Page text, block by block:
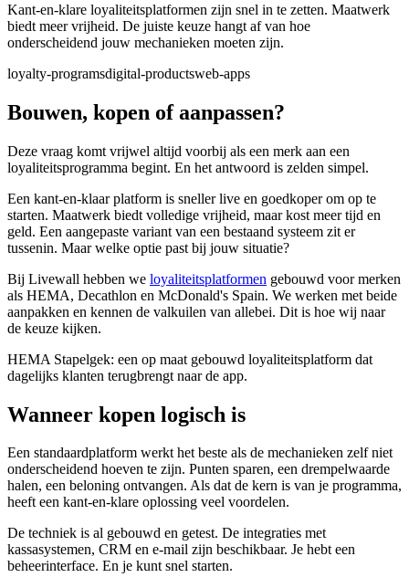
Kant-en-klare loyaliteitsplatformen zijn snel in te zetten. Maatwerk
biedt meer vrijheid. De juiste keuze hangt af van hoe
onderscheidend jouw mechanieken moeten zijn.
loyalty-programsdigital-productsweb-apps
Bouwen, kopen of aanpassen?
Deze vraag komt vrijwel altijd voorbij als een merk aan een
loyaliteitsprogramma begint. En het antwoord is zelden simpel.
Een kant-en-klaar platform is sneller live en goedkoper om op te
starten. Maatwerk biedt volledige vrijheid, maar kost meer tijd en
geld. Een aangepaste variant van een bestaand systeem zit er
tussenin. Maar welke optie past bij jouw situatie?
Bij Livewall hebben we loyaliteitsplatformen gebouwd voor merken
als HEMA, Decathlon en McDonald's Spain. We werken met beide
aanpakken en kennen de valkuilen van allebei. Dit is hoe wij naar
de keuze kijken.
HEMA Stapelgek: een op maat gebouwd loyaliteitsplatform dat
dagelijks klanten terugbrengt naar de app.
Wanneer kopen logisch is
Een standaardplatform werkt het beste als de mechanieken zelf niet
onderscheidend hoeven te zijn. Punten sparen, een drempelwaarde
halen, een beloning ontvangen. Als dat de kern is van je programma,
heeft een kant-en-klare oplossing veel voordelen.
De techniek is al gebouwd en getest. De integraties met
kassasystemen, CRM en e-mail zijn beschikbaar. Je hebt een
beheerinterface. En je kunt snel starten.